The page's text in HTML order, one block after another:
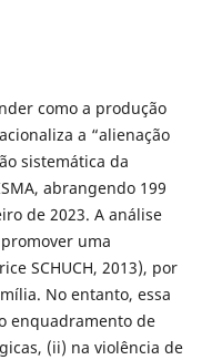
como a produção
a “alienação
sistemática da
abrangendo 199
de 2023. A análise
uma
SCHUCH, 2013), por
No entanto, essa
enquadramento de
(ii) na violência de